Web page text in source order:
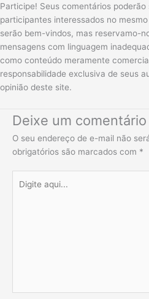
Participe! Seus comentários
participantes interessados no
serão bem-vindos, mas reservamo-
mensagens com linguagem
como conteúdo meramente
responsabilidade exclusiva de seus
opinião deste site.
Deixe um comentário
O seu endereço de e-mail não
obrigatórios são marcados com *
aqui...